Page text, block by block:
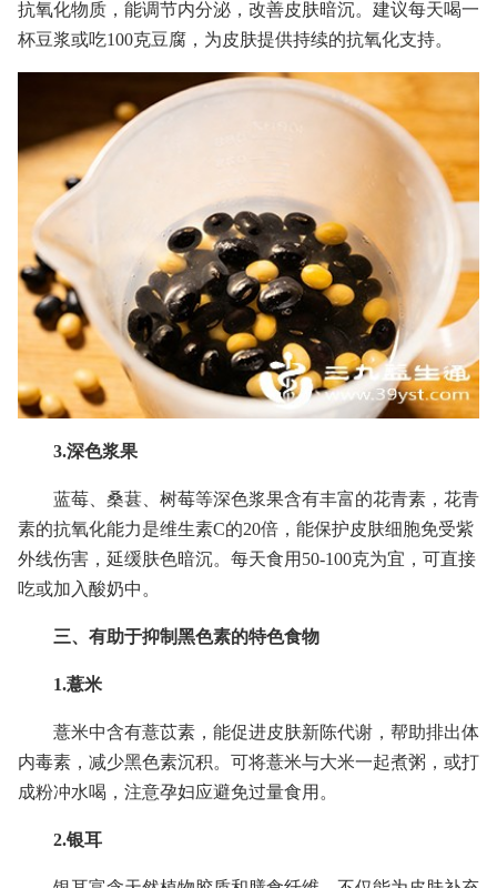
抗氧化物质，能调节内分泌，改善皮肤暗沉。建议每天喝一
杯豆浆或吃100克豆腐，为皮肤提供持续的抗氧化支持。
3.深色浆果
蓝莓、桑葚、树莓等深色浆果含有丰富的花青素，花青
素的抗氧化能力是维生素C的20倍，能保护皮肤细胞免受紫
外线伤害，延缓肤色暗沉。每天食用50-100克为宜，可直接
吃或加入酸奶中。
三、有助于抑制黑色素的特色食物
1.薏米
薏米中含有薏苡素，能促进皮肤新陈代谢，帮助排出体
内毒素，减少黑色素沉积。可将薏米与大米一起煮粥，或打
成粉冲水喝，注意孕妇应避免过量食用。
2.银耳